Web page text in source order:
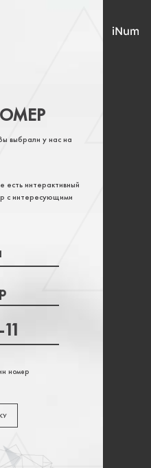
выбрали у нас на
интерактивный
с интересующими
номер